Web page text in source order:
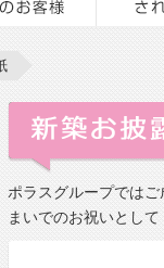
ポラスグループでは
まいでのお祝いとし